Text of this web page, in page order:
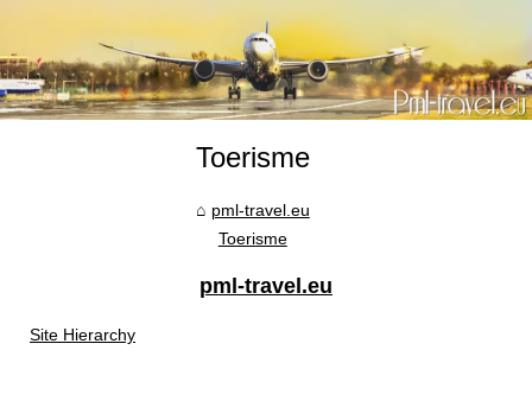
Toerisme
pml-travel.eu
Toerisme
pml-travel.eu
Site Hierarchy